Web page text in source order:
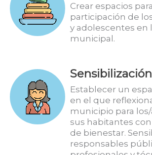
Crear espacios
participación de
y adolescentes en
municipal.
Sensibilización
Establecer un
en el que
municipio para
sus habitantes
de bienestar.
responsables